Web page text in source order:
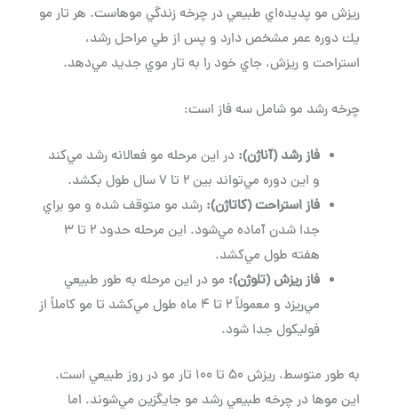
ريزش مو پديده‌اي طبيعي در چرخه زندگي موهاست. هر تار مو
يك دوره عمر مشخص دارد و پس از طي مراحل رشد،
استراحت و ريزش، جاي خود را به تار موي جديد مي‌دهد.
چرخه رشد مو شامل سه فاز است:
فاز رشد (آناژن): در اين مرحله مو فعالانه رشد مي‌كند
و اين دوره مي‌تواند بين ۲ تا ۷ سال طول بكشد.
فاز استراحت (كاتاژن): رشد مو متوقف شده و مو براي
جدا شدن آماده مي‌شود. اين مرحله حدود ۲ تا ۳
هفته طول مي‌كشد.
فاز ريزش (تلوژن): مو در اين مرحله به طور طبيعي
مي‌ريزد و معمولاً ۲ تا ۴ ماه طول مي‌كشد تا مو كاملاً از
فولیکول جدا شود.
به طور متوسط، ريزش ۵۰ تا ۱۰۰ تار مو در روز طبيعي است.
اين موها در چرخه طبيعي رشد مو جايگزين مي‌شوند. اما